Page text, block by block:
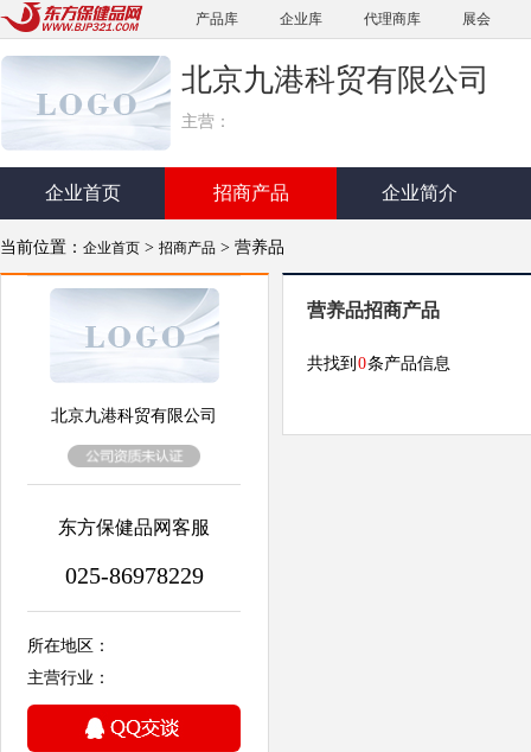
产品库 企业库 代理商库 展会
北京九港科贸有限公司
主营：
企业首页 招商产品 企业简介
当前位置： 企业首页 > 招商产品 > 营养品
北京九港科贸有限公司
东方保健品网客服
025-86978229
所在地区：
主营行业：
营养品招商产品
共找到 0条产品信息